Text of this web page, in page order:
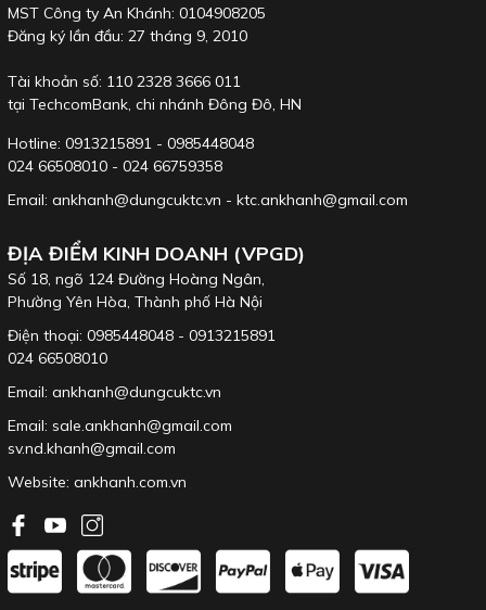
MST Công ty An Khánh: 0104908205
Đăng ký lần đầu: 27 tháng 9, 2010
Tài khoản số: 110 2328 3666 011
tại TechcomBank, chi nhánh Đông Đô, HN
Hotline: 0913215891 - 0985448048
024 66508010 - 024 66759358
Email: ankhanh@dungcuktc.vn - ktc.ankhanh@gmail.com
ĐỊA ĐIỂM KINH DOANH (VPGD)
Số 18, ngõ 124 Đường Hoàng Ngân,
Phường Yên Hòa, Thành phố Hà Nội
Điện thoại: 0985448048 - 0913215891
024 66508010
Email: ankhanh@dungcuktc.vn
Email: sale.ankhanh@gmail.com
sv.nd.khanh@gmail.com
Website: ankhanh.com.vn